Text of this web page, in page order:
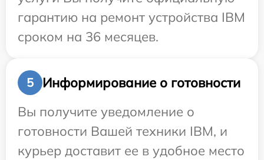
гарантию на ремонт устройства IBM
сроком на 36 месяцев.
5
Информирование о готовности
Вы получите уведомление о
готовности Вашей техники IBM, и
курьер доставит ее в удобное место